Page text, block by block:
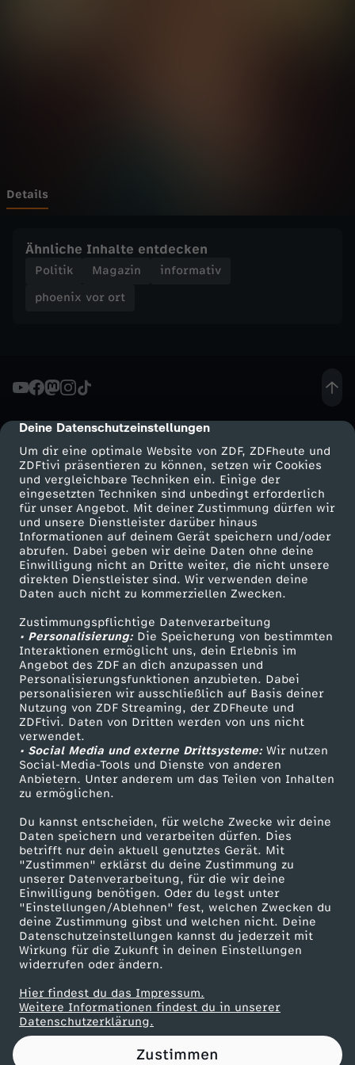
cmp-dialog-description
Deine Datenschutzeinstellungen
Um dir eine optimale Website von ZDF, ZDFheute und
ZDFtivi präsentieren zu können, setzen wir Cookies
und vergleichbare Techniken ein. Einige der
eingesetzten Techniken sind unbedingt erforderlich
für unser Angebot. Mit deiner Zustimmung dürfen wir
und unsere Dienstleister darüber hinaus
Informationen auf deinem Gerät speichern und/oder
abrufen. Dabei geben wir deine Daten ohne deine
Einwilligung nicht an Dritte weiter, die nicht unsere
direkten Dienstleister sind. Wir verwenden deine
Daten auch nicht zu kommerziellen Zwecken.
Zustimmungspflichtige Datenverarbeitung
• Personalisierung:Die Speicherung von bestimmten
Interaktionen ermöglicht uns, dein Erlebnis im
Angebot des ZDF an dich anzupassen und
Personalisierungsfunktionen anzubieten. Dabei
personalisieren wir ausschließlich auf Basis deiner
Nutzung von ZDF Streaming, der ZDFheute und
ZDFtivi. Daten von Dritten werden von uns nicht
verwendet.
• Social Media und externe Drittsysteme:Wir nutzen
Social-Media-Tools und Dienste von anderen
Anbietern. Unter anderem um das Teilen von Inhalten
zu ermöglichen.
Du kannst entscheiden, für welche Zwecke wir deine
Daten speichern und verarbeiten dürfen. Dies
betrifft nur dein aktuell genutztes Gerät. Mit
"Zustimmen" erklärst du deine Zustimmung zu
unserer Datenverarbeitung, für die wir deine
Einwilligung benötigen. Oder du legst unter
"Einstellungen/Ablehnen" fest, welchen Zwecken du
deine Zustimmung gibst und welchen nicht. Deine
Datenschutzeinstellungen kannst du jederzeit mit
Wirkung für die Zukunft in deinen Einstellungen
widerrufen oder ändern.
Hier findest du das Impressum.
Weitere Informationen findest du in unserer
Datenschutzerklärung.
Zustimmen
t
G
G
i
p
f
e
l
:
K
e
i
n
g
e
m
e
i
n
s
Details
Ähnliche Inhalte entdecken
Politik Magazin
informativ
phoenix vor ort
Mehr ZDF
ZDF-Apps
Smart TV
ZDFtext
Livestreams
Sendungen A-Z
TV-Programm
Service
ZDFmitreden
Kontakt zum ZDF
Tickets
Zuschauerservice
Hilfe
ZDF Unternehmen
Karriere
ZDF goes Schule
Werbefernsehen
Mainzelmännchen
Partner